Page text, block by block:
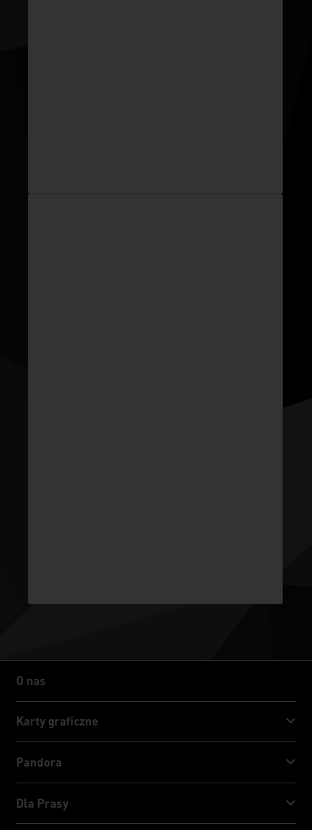
O nas
O nas
Karty graficzne
GeForce RTX™ 40 Series
GeForce RTX™ 30 Series
Pandora
NVIDIA Jetson Orin™ Nano Super
Dla Prasy